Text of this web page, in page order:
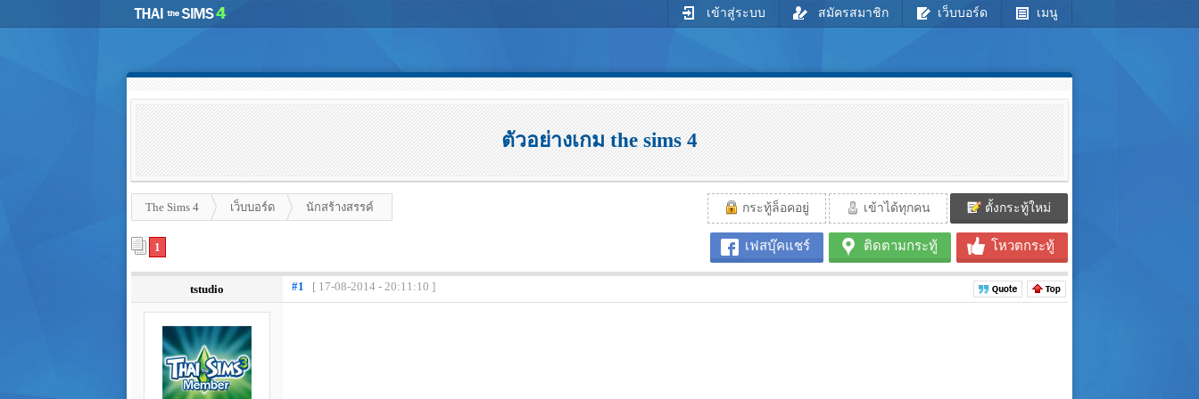
เข้าสู่ระบบ สมัครสมาชิก เว็บบอร์ด เมนู
ตัวอย่างเกม the sims 4
The Sims 4 เว็บบอร์ด นักสร้างสรรค์ กระทู้ล็อคอยู่ เข้าได้ทุกคน ตั้งกระทู้ใหม่
เฟสบุ๊คแชร์ ติดตามกระทู้ โหวตกระทู้
1
tstudio #1 [ 17-08-2014 - 20:11:10 ]